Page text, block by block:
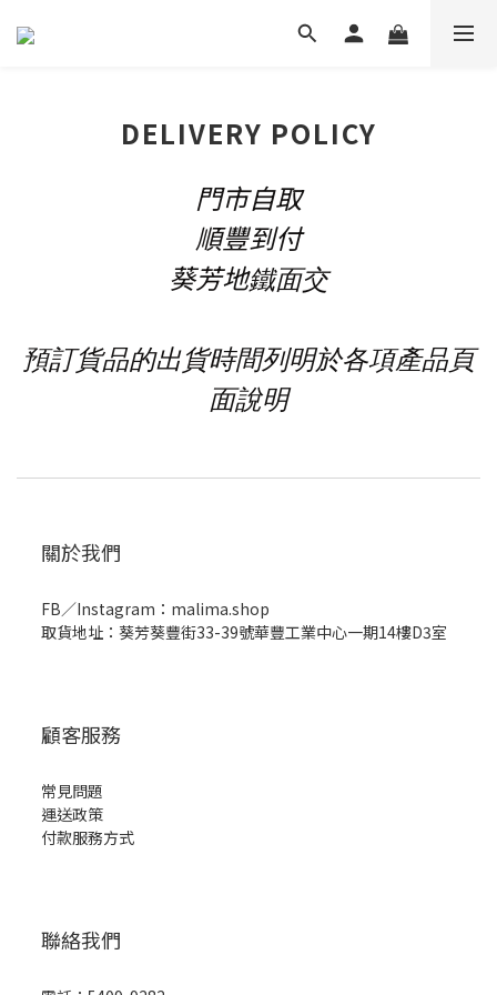
DELIVERY POLICY
門市自取
順豐到付
葵芳地鐵面交
預訂貨品的出貨時間列明於各項產品頁
面說明
關於我們
FB／Instagram：malima.shop
取貨地址：葵芳葵豐街33-39號華豐工業中心一期14樓D3室
顧客服務
常見問題
運送政策
付款服務方式
聯絡我們